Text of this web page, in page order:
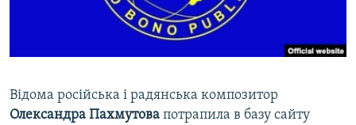
СВІДЧЕННЯ ОКУПАЦІЇ
Відома російська і радянська композитор
Олександра Пахмутова потрапила в базу сайту